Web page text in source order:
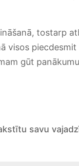
tostarp
visos
gūt
savu